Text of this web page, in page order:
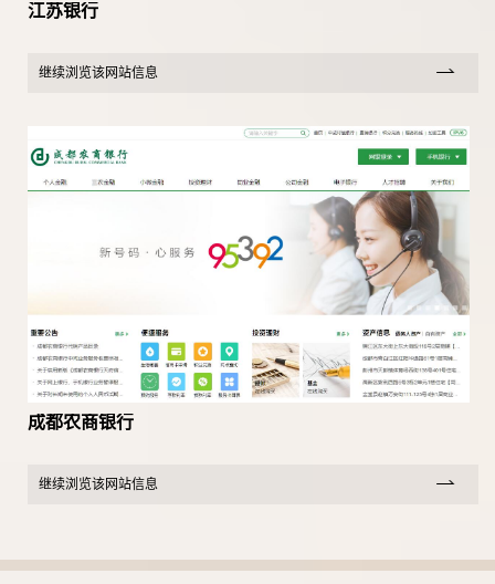
江苏银行
继续浏览该网站信息
成都农商银行
继续浏览该网站信息